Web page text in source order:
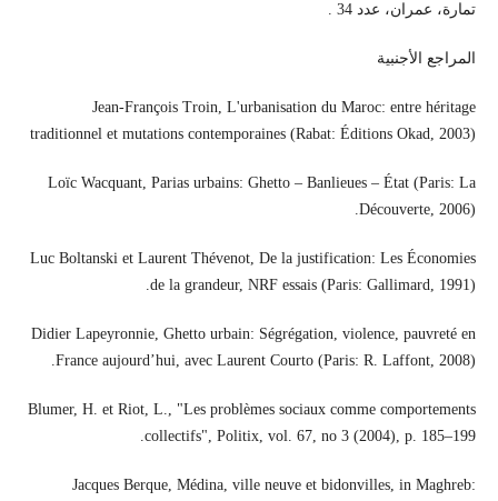
تمارة، عمران، عدد 34 .
المراجع الأجنبية
Jean-François Troin, L'urbanisation du Maroc: entre héritage
traditionnel et mutations contemporaines (Rabat: Éditions Okad, 2003)
Loïc Wacquant, Parias urbains: Ghetto – Banlieues – État (Paris: La
Découverte, 2006).
Luc Boltanski et Laurent Thévenot, De la justification: Les Économies
de la grandeur, NRF essais (Paris: Gallimard, 1991).
Didier Lapeyronnie, Ghetto urbain: Ségrégation, violence, pauvreté en
France aujourd’hui, avec Laurent Courto (Paris: R. Laffont, 2008).
Blumer, H. et Riot, L., "Les problèmes sociaux comme comportements
collectifs", Politix, vol. 67, no 3 (2004), p. 185–199.
Jacques Berque, Médina, ville neuve et bidonvilles, in Maghreb: